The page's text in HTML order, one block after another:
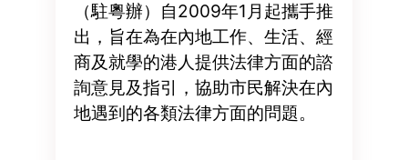
（駐粵辦）自2009年1月起攜手推
出，旨在為在內地工作、生活、經
商及就學的港人提供法律方面的諮
詢意見及指引，協助市民解決在內
地遇到的各類法律方面的問題。